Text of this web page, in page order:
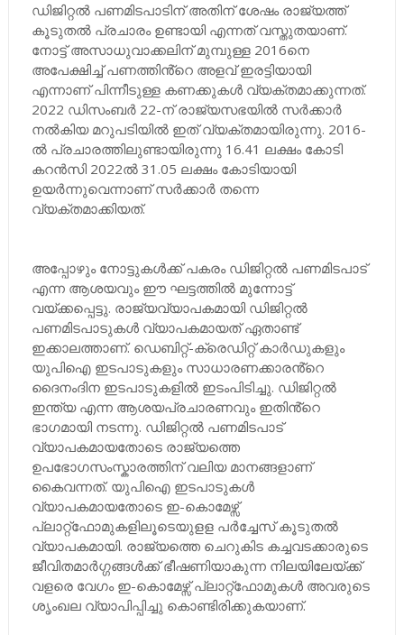
ഡിജിറ്റൽ പണമിടപാടിന് അതിന് ശേഷം രാജ്യത്ത്
കൂടുതൽ പ്രചാരം ഉണ്ടായി എന്നത് വസ്തുതയാണ്.
നോട്ട് അസാധുവാക്കലിന് മുമ്പുള്ള 2016നെ
അപേക്ഷിച്ച് പണത്തിൻ്റെ അളവ് ഇരട്ടിയായി
എന്നാണ് പിന്നീടുള്ള കണക്കുകൾ വ്യക്തമാക്കുന്നത്.
2022 ഡിസംബർ 22-ന് രാജ്യസഭയിൽ സർക്കാർ
നൽകിയ മറുപടിയിൽ ഇത് വ്യക്തമായിരുന്നു. 2016-
ൽ പ്രചാരത്തിലുണ്ടായിരുന്നു 16.41 ലക്ഷം കോടി
കറൻസി 2022ൽ 31.05 ലക്ഷം കോടിയായി
ഉയർന്നുവെന്നാണ് സർക്കാർ തന്നെ
വ്യക്തമാക്കിയത്.
അപ്പോഴും നോട്ടുകൾക്ക് പകരം ഡിജിറ്റൽ പണമിടപാട്
എന്ന ആശയവും ഈ ഘട്ടത്തിൽ മുന്നോട്ട്
വയ്ക്കപ്പെട്ടു. രാജ്യവ്യാപകമായി ഡിജിറ്റൽ
പണമിടപാടുകൾ വ്യാപകമായത് ഏതാണ്ട്
ഇക്കാലത്താണ്. ഡെബിറ്റ്-ക്രെഡിറ്റ് കാർഡുകളും
യുപിഐ ഇടപാടുകളും സാധാരണക്കാരൻ്റെ
ദൈനംദിന ഇടപാടുകളിൽ ഇടംപിടിച്ചു. ഡിജിറ്റൽ
ഇന്ത്യ എന്ന ആശയപ്രചാരണവും ഇതിൻ്റെ
ഭാഗമായി നടന്നു. ഡിജിറ്റൽ പണമിടപാട്
വ്യാപകമായതോടെ രാജ്യത്തെ
ഉപഭോഗസംസ്കാരത്തിന് വലിയ മാനങ്ങളാണ്
കൈവന്നത്. യുപിഐ ഇടപാടുകൾ
വ്യാപകമായതോടെ ഇ-കൊമേഴ്സ്
പ്ലാറ്റ്ഫോമുകളിലൂടെയുളള പർച്ചേസ് കൂടുതൽ
വ്യാപകമായി. രാജ്യത്തെ ചെറുകിട കച്ചവടക്കാരുടെ
ജീവിതമാർഗ്ഗങ്ങൾക്ക് ഭീഷണിയാകുന്ന നിലയിലേയ്ക്ക്
വളരെ വേഗം ഇ-കൊമേഴ്സ് പ്ലാറ്റ്ഫോമുകൾ അവരുടെ
ശൃംഖല വ്യാപിപ്പിച്ചു കൊണ്ടിരിക്കുകയാണ്.